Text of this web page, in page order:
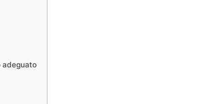
adeguato